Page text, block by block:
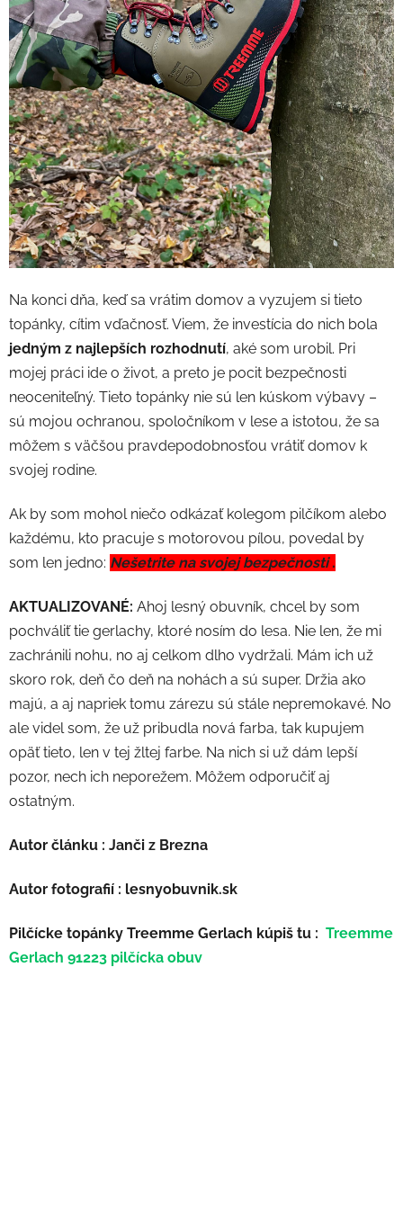
Na konci dňa, keď sa vrátim domov a vyzujem si tieto
topánky, cítim vďačnosť. Viem, že investícia do nich bola
jedným z najlepších rozhodnutí, aké som urobil. Pri
mojej práci ide o život, a preto je pocit bezpečnosti
neoceniteľný. Tieto topánky nie sú len kúskom výbavy –
sú mojou ochranou, spoločníkom v lese a istotou, že sa
môžem s väčšou pravdepodobnosťou vrátiť domov k
svojej rodine.
Ak by som mohol niečo odkázať kolegom pilčíkom alebo
každému, kto pracuje s motorovou pílou, povedal by
som len jedno: Nešetrite na svojej bezpečnosti.
AKTUALIZOVANÉ: Ahoj lesný obuvník, chcel by som
pochváliť tie gerlachy, ktoré nosím do lesa. Nie len, že mi
zachránili nohu, no aj celkom dlho vydržali. Mám ich už
skoro rok, deň čo deň na nohách a sú super. Držia ako
majú, a aj napriek tomu zárezu sú stále nepremokavé. No
ale videl som, že už pribudla nová farba, tak kupujem
opäť tieto, len v tej žltej farbe. Na nich si už dám lepší
pozor, nech ich neporežem. Môžem odporučiť aj
ostatným.
Autor článku : Janči z Brezna
Autor fotografií : lesnyobuvnik.sk
Pilčícke topánky Treemme Gerlach kúpiš tu : Treemme
Gerlach 91223 pilčícka obuv